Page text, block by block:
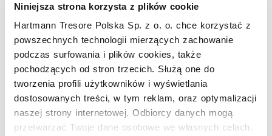
Niniejsza strona korzysta z plików cookie
Hartmann Tresore Polska Sp. z o. o. chce korzystać z
powszechnych technologii mierzących zachowanie
podczas surfowania i plików cookies, także
pochodzących od stron trzecich. Służą one do
tworzenia profili użytkowników i wyświetlania
dostosowanych treści, w tym reklam, oraz optymalizacji
naszej strony internetowej. Odbiorcy danych mogą
przetwarzać Twoje dane osobowe we własnych celach.
Wymiary wewnętrzne (W x Sz x G)
895 mm × 444 mm × 470 mm
Waga
543 kg